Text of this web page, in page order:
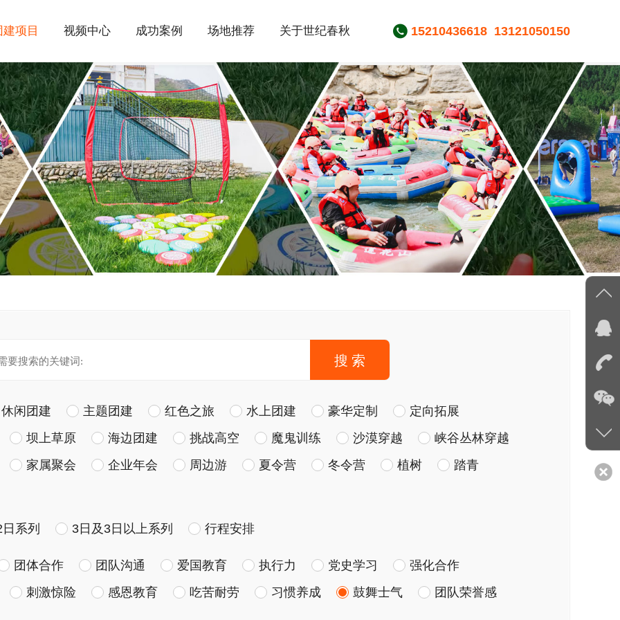
建项目 视频中心 成功案例 场地推荐 关于世纪春秋 15210436618 13121050150
搜 索
休闲团建 主题团建 红色之旅 水上团建 豪华定制
定向拓展
坝上草原
海边团建 挑战高空 魔鬼训练 沙漠穿越
峡谷丛林穿越
家属聚会
企业年会 周边游 夏令营 冬令营 植树 踏青
系列 3日及3日以上系列 行程安排
团体合作 团队沟通 爱国教育 执行力 党史学习
强化合作
刺激惊险
感恩教育 吃苦耐劳 习惯养成 鼓舞士气 团队荣誉感